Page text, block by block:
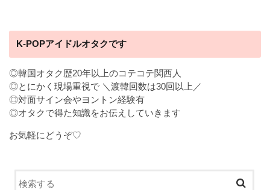
K-POPアイドルオタクです
◎韓国オタク歴20年以上のコテコテ関西人
◎とにかく現場重視で ＼渡韓回数は30回以上／
◎対面サイン会やヨントン経験有
◎オタクで得た知識をお伝えしていきます
お気軽にどうぞ♡